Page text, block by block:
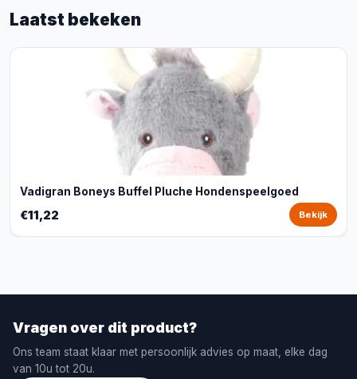
Laatst bekeken
Vadigran Boneys Buffel Pluche Hondenspeelgoed
€11,22 Bekijk
Vragen over dit product?
Ons team staat klaar met persoonlijk advies op maat, elke dag
van 10u tot 20u.